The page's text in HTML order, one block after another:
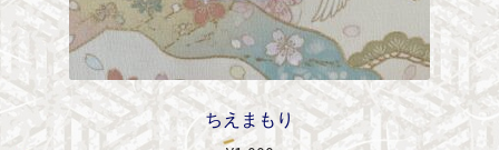
ちえまもり